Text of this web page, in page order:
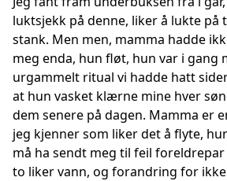
luktsjekk på denne, liker å lukte på
stank. Men men, mamma hadde
meg enda, hun fløt, hun var i gang
urgammelt ritual vi hadde hatt
at hun vasket klærne mine hver
dem senere på dagen. Mamma er
jeg kjenner som liker det å flyte,
må ha sendt meg til feil
to liker vann, og forandring for